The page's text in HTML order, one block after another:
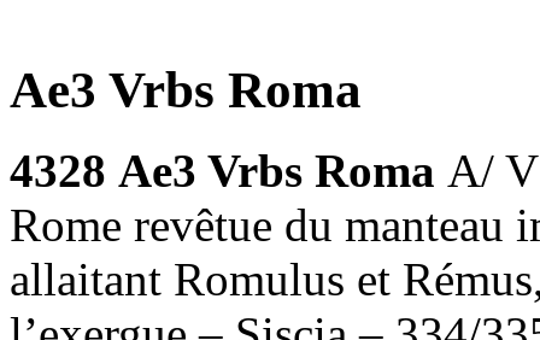
Ae3 Vrbs Roma
4328 Ae3 Vrbs Roma A/
Rome revêtue du manteau
allaitant Romulus et